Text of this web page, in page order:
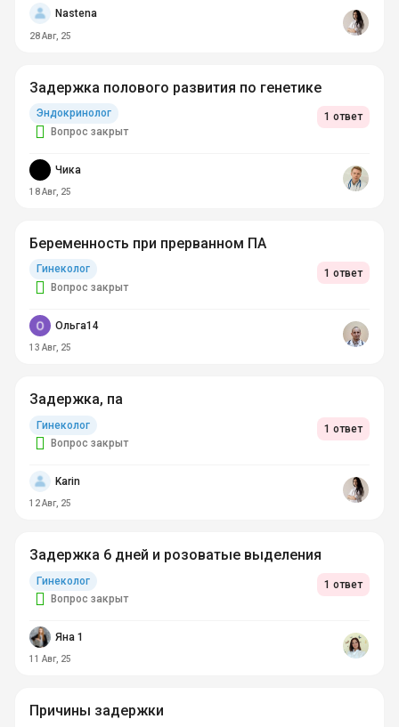
Nastena
28 Авг, 25
Задержка полового развития по генетике
Эндокринолог
Вопрос закрыт
1 ответ
Чика
18 Авг, 25
Беременность при прерванном ПА
Гинеколог
Вопрос закрыт
1 ответ
Ольга14
13 Авг, 25
Задержка, па
Гинеколог
Вопрос закрыт
1 ответ
Karin
12 Авг, 25
Задержка 6 дней и розоватые выделения
Гинеколог
Вопрос закрыт
1 ответ
Яна 1
11 Авг, 25
Причины задержки